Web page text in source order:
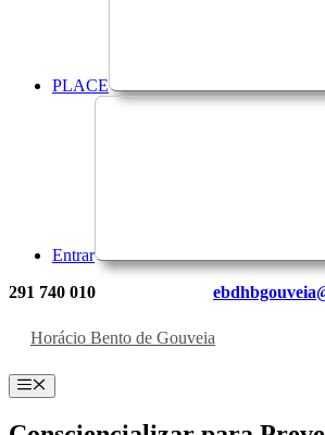
PLACE
Entrar
291 740 010
Horácio Bento de Gouveia
Menu